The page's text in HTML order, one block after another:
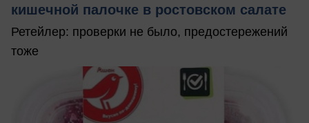
кишечной палочке в ростовском салате
Ретейлер: проверки не было, предостережений
тоже